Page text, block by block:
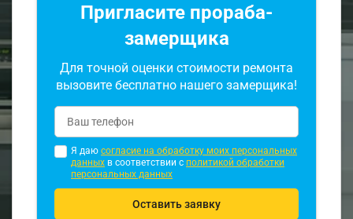
Пригласите прораба-
замерщика
Для точной оценки стоимости ремонта
вызовите бесплатно нашего замерщика!
Я даю согласие на обработку моих персональных
данных в соответствии с политикой обработки
персональных данных
Оставить заявку